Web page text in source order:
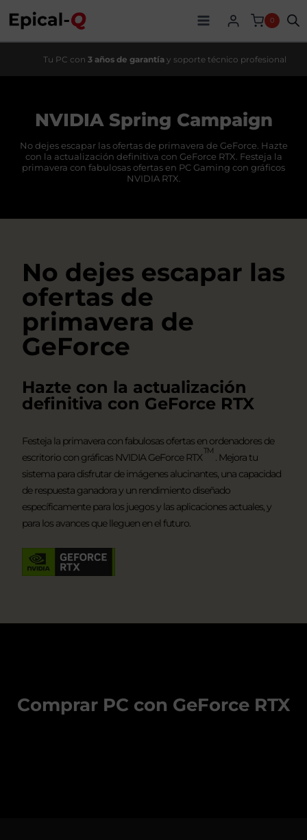
contenido
0
Tu PC con 3 años de garantía y soporte técnico profesional
NVIDIA Spring Campaign
No dejes escapar las ofertas de primavera de GeForce. Hazte
con la actualización definitiva con GeForce RTX. Festeja la
primavera con fabulosas ofertas en PC Gaming con gráficos
NVIDIA RTX.
No dejes escapar las
ofertas de
primavera de
GeForce
Hazte con la actualización
definitiva con GeForce RTX
Festeja la primavera con fabulosas ofertas en ordenadores de
escritorio con gráficas NVIDIA GeForce RTX
TM
. Mejora tu
sistema para disfrutar de imágenes alucinantes, una capacidad
de respuesta ganadora y un rendimiento diseñado
específicamente para los juegos y las aplicaciones actuales, y
para los avances que lleguen en el futuro.
Comprar PC con GeForce RTX